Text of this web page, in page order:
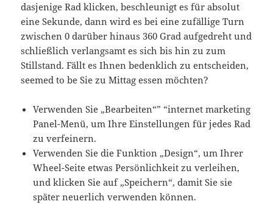
dasjenige Rad klicken, beschleunigt es für absolut
eine Sekunde, dann wird es bei eine zufällige Turn
zwischen 0 darüber hinaus 360 Grad aufgedreht und
schließlich verlangsamt es sich bis hin zu zum
Stillstand. Fällt es Ihnen bedenklich zu entscheiden,
seemed to be Sie zu Mittag essen möchten?
Verwenden Sie „Bearbeiten“” “internet marketing
Panel-Menü, um Ihre Einstellungen für jedes Rad
zu verfeinern.
Verwenden Sie die Funktion „Design“, um Ihrer
Wheel-Seite etwas Persönlichkeit zu verleihen,
und klicken Sie auf „Speichern“, damit Sie sie
später neuerlich verwenden können.